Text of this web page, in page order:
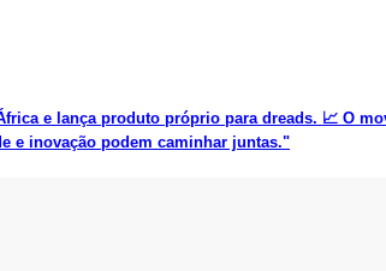
e lança produto próprio para dreads. 📈 O
e inovação podem caminhar juntas."